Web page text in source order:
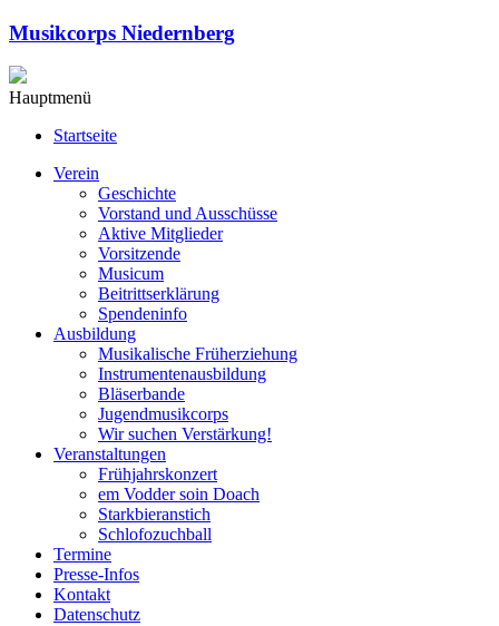
Musikcorps Niedernberg
Hauptmenü
Startseite
Verein
Geschichte
Vorstand und Ausschüsse
Aktive Mitglieder
Vorsitzende
Musicum
Beitrittserklärung
Spendeninfo
Ausbildung
Musikalische Früherziehung
Instrumentenausbildung
Bläserbande
Jugendmusikcorps
Wir suchen Verstärkung!
Veranstaltungen
Frühjahrskonzert
em Vodder soin Doach
Starkbieranstich
Schlofozuchball
Termine
Presse-Infos
Kontakt
Datenschutz